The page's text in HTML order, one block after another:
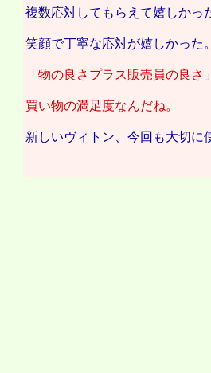
複数応対してもらえて嬉しかっ
笑顔で丁寧な応対が嬉しかった
「物の良さプラス販売員の良さ
買い物の満足度なんだね。
新しいヴィトン、今回も大切に